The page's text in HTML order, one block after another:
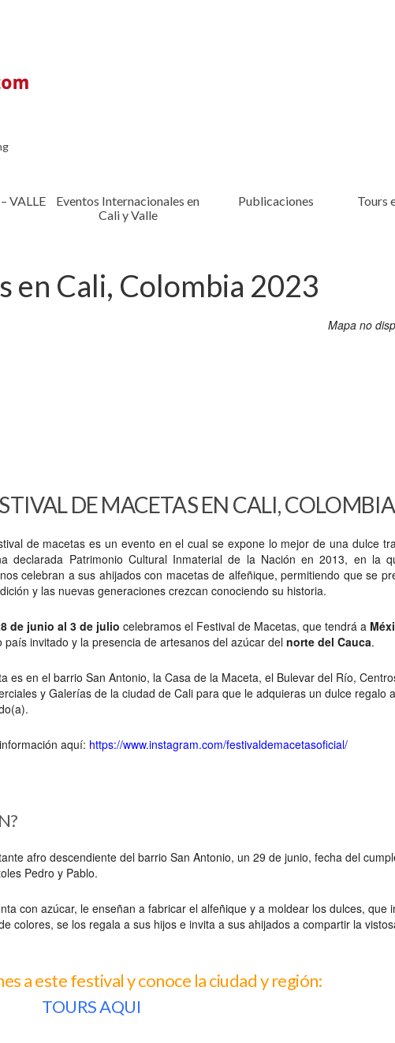
VALLE
Eventos Internacionales en
Cali y Valle
Publicaciones
Tours
en Cali, Colombia 2023
Mapa no
DE MACETAS EN CALI, COLOMBIA
de macetas es un evento en el cual se expone lo mejor de una dulce
declarada Patrimonio Cultural Inmaterial de la Nación en 2013, en la
celebran a sus ahijados con macetas de alfeñique, permitiendo que se
y las nuevas generaciones crezcan conociendo su historia.
de junio al 3 de julio celebramos el Festival de Macetas, que tendrá a
país invitado y la presencia de artesanos del azúcar del norte del Cauca.
es en el barrio San Antonio, la Casa de la Maceta, el Bulevar del Río,
y Galerías de la ciudad de Cali para que le adquieras un dulce regalo
aquí: https://www.instagram.com/festivaldemacetasoficial/
afro descendiente del barrio San Antonio, un 29 de junio, fecha del
Pedro y Pablo.
con azúcar, le enseñan a fabricar el alfeñique y a moldear los dulces, que
colores, se los regala a sus hijos e invita a sus ahijados a compartir la
a este festival y conoce la ciudad y región:
TOURS AQUI